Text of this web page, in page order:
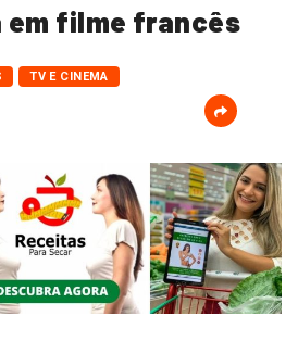
filme francês
TV E CINEMA